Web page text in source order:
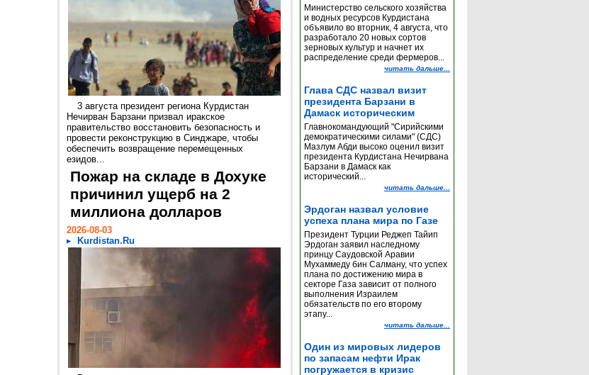
3 августа президент региона Курдистан
Нечирван Барзани призвал иракское
правительство восстановить безопасность и
провести реконструкцию в Синджаре, чтобы
обеспечить возвращение перемещенных
езидов...
Пожар на складе в Дохуке
причинил ущерб на 2
миллиона долларов
2026-08-03
Kurdistan.Ru
Министерство сельского хозяйства
и водных ресурсов Курдистана
объявило во вторник, 4 августа, что
разработало 20 новых сортов
зерновых культур и начнет их
распределение среди фермеров...
читать дальше...
Глава СДС назвал визит
президента Барзани в
Дамаск историческим
Главнокомандующий "Сирийскими
демократическими силами" (СДС)
Мазлум Абди высоко оценил визит
президента Курдистана Нечирвана
Барзани в Дамаск как
исторический...
читать дальше...
Эрдоган назвал условие
успеха плана мира по Газе
Президент Турции Реджеп Тайип
Эрдоган заявил наследному
принцу Саудовской Аравии
Мухаммеду бин Салману, что успех
плана по достижению мира в
секторе Газа зависит от полного
выполнения Израилем
обязательств по его второму
этапу...
читать дальше...
Один из мировых лидеров
по запасам нефти Ирак
погружается в кризис